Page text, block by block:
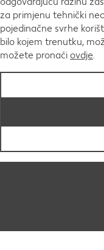
za primjenu tehnički
pojedinačne svrhe
bilo kojem trenutku,
možete pronaći ovdje